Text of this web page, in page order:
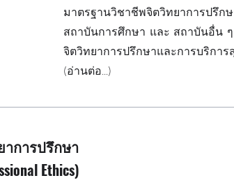
มาตรฐานวิชาชีพจิตวิทยาการปรึก
สถาบันการศึกษา และ สถาบันอื่น
จิตวิทยาการปรึกษาและการบริกา
(อ่านต่อ...)
การปรึกษา
Ethics)